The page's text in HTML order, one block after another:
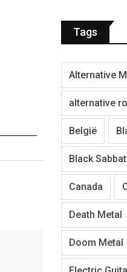
Tags
Alternative
alternative
België
Black
Canada
Death Metal
Doom Metal